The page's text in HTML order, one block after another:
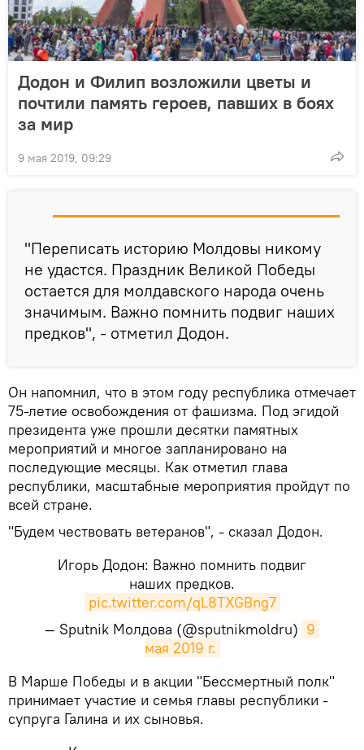
Додон и Филип возложили цветы и
почтили память героев, павших в боях
за мир
9 мая 2019, 09:29
"Переписать историю Молдовы никому
не удастся. Праздник Великой Победы
остается для молдавского народа очень
значимым. Важно помнить подвиг наших
предков", - отметил Додон.
Он напомнил, что в этом году республика отмечает
75-летие освобождения от фашизма. Под эгидой
президента уже прошли десятки памятных
мероприятий и многое запланировано на
последующие месяцы. Как отметил глава
республики, масштабные мероприятия пройдут по
всей стране.
"Будем чествовать ветеранов", - сказал Додон.
Игорь Додон: Важно помнить подвиг
наших предков.
pic.twitter.com/qL8TXGBng7
— Sputnik Молдова (@sputnikmoldru) 9
мая 2019 г.
В Марше Победы и в акции "Бессмертный полк"
принимает участие и семья главы республики -
супруга Галина и их сыновья.